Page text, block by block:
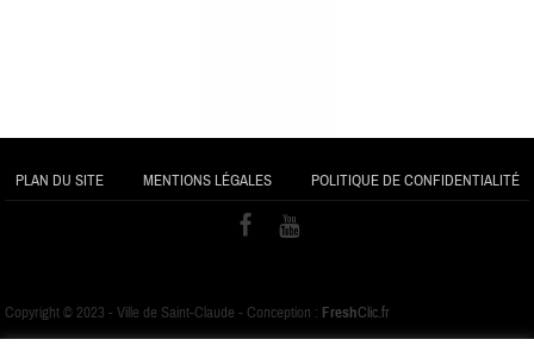
PLAN DU SITE MENTIONS LÉGALES POLITIQUE DE CONFIDENTIALITÉ
Copyright © 2023 - Ville de Saint-Claude - Conception : FreshClic.fr